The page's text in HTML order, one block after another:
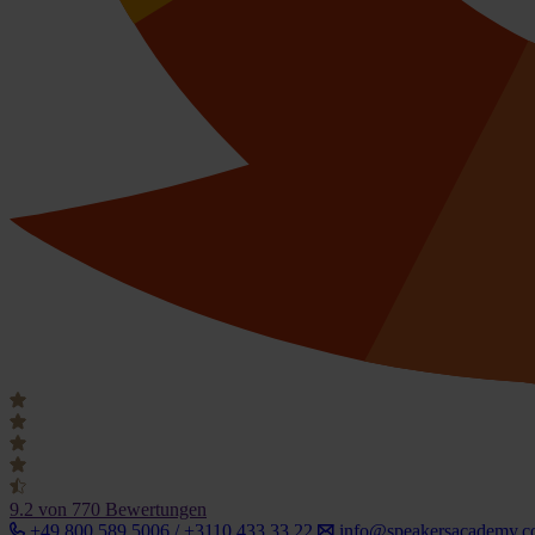
9.2 von 770 Bewertungen
+49 800 589 5006 / +3110 433 33 22